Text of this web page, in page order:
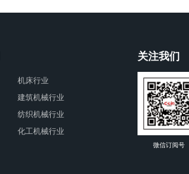
机床行业
建筑机械行业
纺织机械行业
化工机械行业
关注我们
微信订阅号